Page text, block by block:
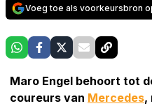
Voeg toe als voorkeursbron
Maro Engel behoort tot
coureurs van Mercedes,